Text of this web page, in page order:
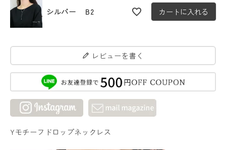
シルバー Ｂ2 カートに入れる
レビューを書く
Yモチーフドロップネックレス